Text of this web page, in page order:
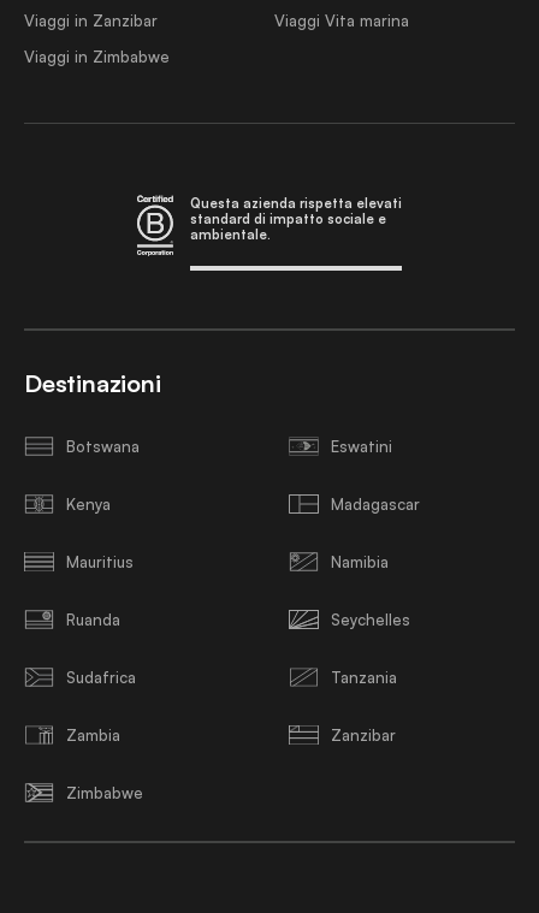
Viaggi in Zanzibar
Viaggi in Zimbabwe
Viaggi Vita marina
Questa azienda rispetta elevati
standard di impatto sociale e
ambientale.
Destinazioni
Botswana Eswatini
Kenya Madagascar
Mauritius Namibia
Ruanda Seychelles
Sudafrica Tanzania
Zambia Zanzibar
Zimbabwe